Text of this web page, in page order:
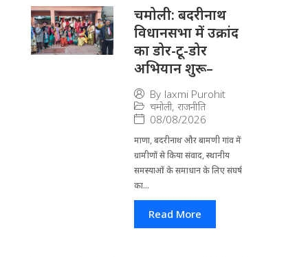
चमोली: बदरीनाथ
विधानसभा में उक्रांद
का डोर-टू-डोर
अभियान शुरू–
By laxmi Purohit
चमोली, राजनीति
08/08/2026
माणा, बदरीनाथ और बामणी गांव में
ग्रामीणों से किया संवाद, स्थानीय
समस्याओं के समाधान के लिए संघर्ष
का...
Read More